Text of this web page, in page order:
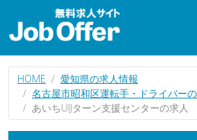
HOME
愛知県の求人情報
名古屋市昭和区運転手・ドライバー
あいちUIJターン支援センターの求人